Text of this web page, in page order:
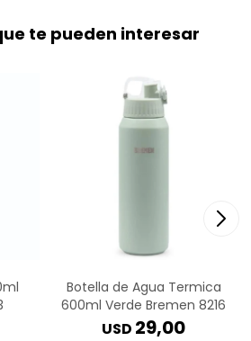
te pueden interesar
Botella de Agua Termica
600ml Verde Bremen 8216
USD 29,00